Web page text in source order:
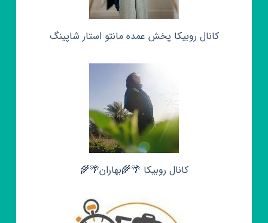
کانال روبیکا پخش عمده مانتو استار شاپینگ
کانال روبیکا 🌴🌾بهاران🌴🌾